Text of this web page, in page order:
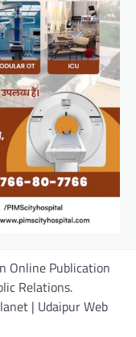
Online Publication
Relations.
| Udaipur Web